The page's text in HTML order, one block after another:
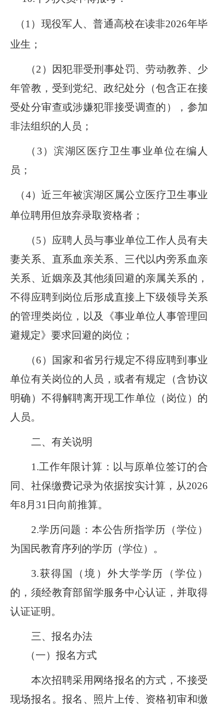
（ 1） 现役军人、普通高校在读非2026年毕
业生 ；
（2 ）
因犯罪受刑事处罚、劳动教养、少
年管教，受到党纪、政纪处分（包含正在接
受处分审查或涉嫌犯罪接受调查的），参加
非法组织的人员；
（ 3 ）滨湖区 医疗卫生事业单位在编人
员；
（4）近三年被滨湖区属公立医疗卫生事业
单位聘用但放弃录取资格者；
（5 ） 应聘人员与事业单位工作人员有夫
妻关系、直系血亲关系、三代以内旁系血亲
关系、近姻亲及其他须回避的亲属关系的，
不得应聘到岗位后形成直接上下级领导关系
的管理类岗位，以及《事业单位人事管理回
避规定》要求回避的岗位；
（6 ）
国家和省另行规定不得应聘到事业
单位有关岗位的人员 ， 或者有规定（含协议
明确）不得解聘离开现工作单位（岗位）的
人员。
二、有关说明
1.工作年限计算： 以与原单位签订的合
同、社保缴费记录为依据按实计算，从2026
年8月 31 日 向前推算。
2.学历问题：本公告所指学历 （学位）
为国民教育序列 的学历（学位）。
3.获得 国（境）外大学学历 （ 学位 ）
的，须经教育部留学服务中心认证， 并取得
认证证明。
三、报名办法
（一）报名方式
本次招聘采用网络报名的方式，不接受
现场报名。报名、照片上传、资格初审和缴